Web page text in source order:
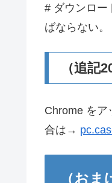
# ダウンロー
ばならない。
（追記
Chrome をア
合は→
（お